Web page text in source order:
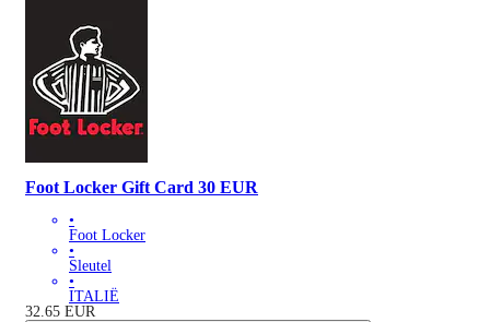
Foot Locker Gift Card 30 EUR
•
Foot Locker
•
Sleutel
•
ITALIË
32.65 EUR